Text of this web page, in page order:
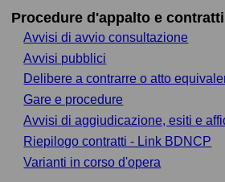
Procedure d'appalto e contratti
Avvisi di avvio consultazione
Avvisi pubblici
Delibere a contrarre o atto
Gare e procedure
Avvisi di aggiudicazione, esiti e
Riepilogo contratti - Link BDNCP
Varianti in corso d'opera